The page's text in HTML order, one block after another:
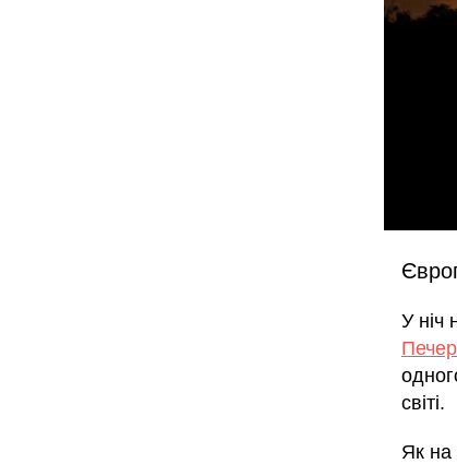
У ніч
світі.
Як на